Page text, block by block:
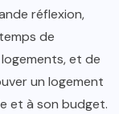
réflexion,
de
et de
un logement
et à son budget.